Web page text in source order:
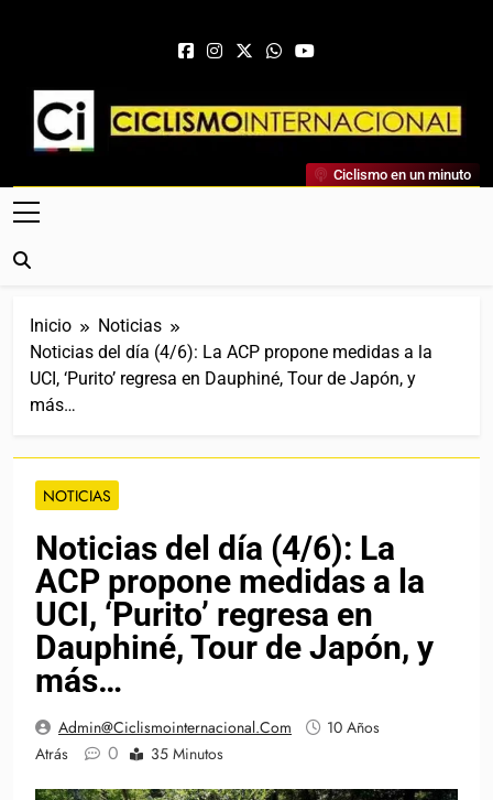
Ciclismo Internacional
Web Dedicada Al Ciclismo Mundial. Entrevistas, Análisis,
Crónicas, Previas Y Más. La Web Ciclista De Referencia.
Ciclismo en un minuto
Inicio
Noticias
Noticias del día (4/6): La ACP propone medidas a la
UCI, ‘Purito’ regresa en Dauphiné, Tour de Japón, y
más…
NOTICIAS
Noticias del día (4/6): La
ACP propone medidas a la
UCI, ‘Purito’ regresa en
Dauphiné, Tour de Japón, y
más…
Admin@ciclismointernacional.com
10 Años
Atrás
0 35 Minutos